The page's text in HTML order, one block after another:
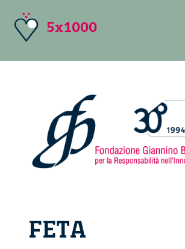
5x1000
FETA